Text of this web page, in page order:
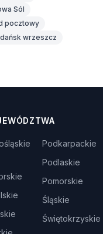
Sól
pocztowy
wrzeszcz
Podkarpackie
Podlaskie
Pomorskie
Śląskie
Świętokrzyskie